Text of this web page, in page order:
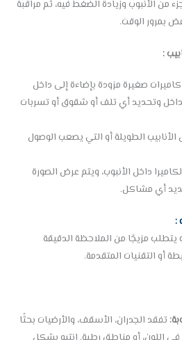
من الأنبوب وزيادة الضغط فيه، ثم مراقبة
بمرور الوقت.
:
صغيرة مزودة بإضاءة إلى داخل
وتحديد أي تلف أو شقوق أو تسربات
الطويلة أو التي يصعب الوصول
داخل الأنبوب، ويتم عرض الصورة
أي مشاكل.
:
مزيجًا من الملاحظة الدقيقة
أو التقنيات المتقدمة.
تفقد الجدران، الأسقف، والأرضيات بحثًا